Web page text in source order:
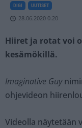
DIGI UUTISET
28.06.2020 0.20
Hiiret ja rotat voi
kesämökillä.
Imaginative Guy
ohjevideon
Videolla näytetään